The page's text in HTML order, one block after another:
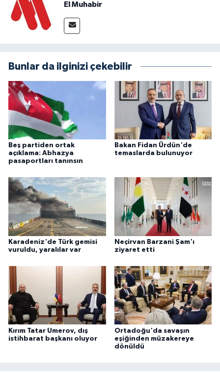
El Muhabir
Bunlar da ilginizi çekebilir
Beş partiden ortak
açıklama: Abhazya
pasaportları tanınsın
Bakan Fidan Ürdün'de
temaslarda bulunuyor
Karadeniz'de Türk gemisi
vuruldu, yaralılar var
Neçirvan Barzani Şam'ı
ziyaret etti
Kırım Tatar Umerov, dış
istihbarat başkanı oluyor
Ortadoğu'da savaşın
eşiğinden müzakereye
dönüldü